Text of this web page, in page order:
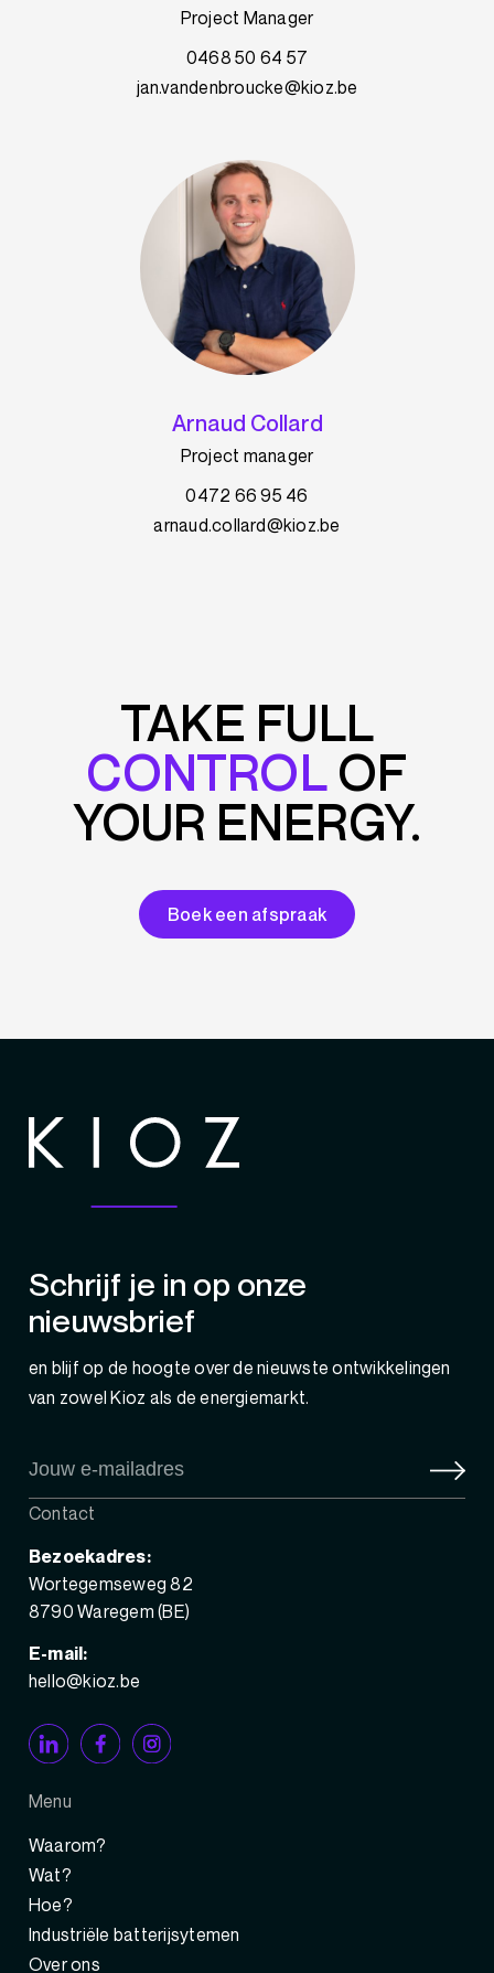
Project Manager
0468 50 64 57
jan.vandenbroucke@kioz.be
Arnaud Collard
Project manager
0472 66 95 46
arnaud.collard@kioz.be
TAKE FULL
CONTROLOF
YOUR ENERGY.
Boek een afspraak
Schrijf je in op onze
nieuwsbrief
en blijf op de hoogte over de nieuwste ontwikkelingen
van zowel Kioz als de energiemarkt.
Contact
Bezoekadres:
Wortegemseweg 82
8790 Waregem (BE)
E-mail:
hello@kioz.be
Menu
Waarom?
Wat?
Hoe?
Industriële batterijsytemen
Over ons